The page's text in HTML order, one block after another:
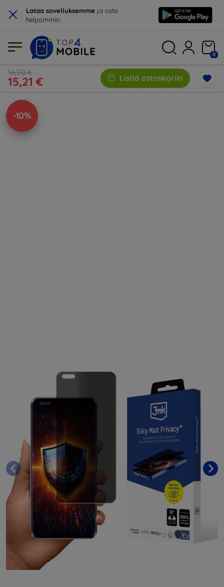
× Lataa sovelluksemme ja osta
helpommin.
0
16,90 €
15,21 € Lisää ostoskoriin
-10%